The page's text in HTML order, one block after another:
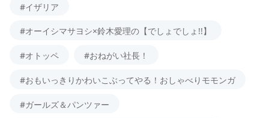
#イザリア
#オーイシマサヨシ×鈴木愛理の【でしょでしょ!!】
#オトッペ #おねがい社長！
#おもいっきりかわいこぶってやる！おしゃべりモモンガ
#ガールズ＆パンツァー